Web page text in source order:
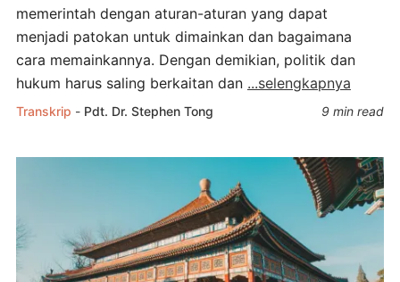
memerintah dengan aturan-aturan yang dapat
menjadi patokan untuk dimainkan dan bagaimana
cara memainkannya. Dengan demikian, politik dan
hukum harus saling berkaitan dan ...selengkapnya
Transkrip - Pdt. Dr. Stephen Tong 9 min read